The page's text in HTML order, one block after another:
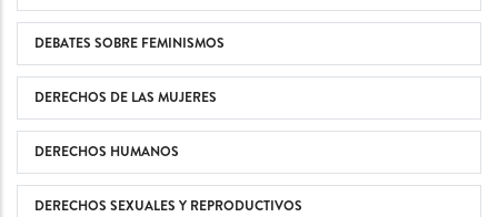
DEBATES SOBRE FEMINISMOS
DERECHOS DE LAS MUJERES
DERECHOS HUMANOS
DERECHOS SEXUALES Y REPRODUCTIVOS